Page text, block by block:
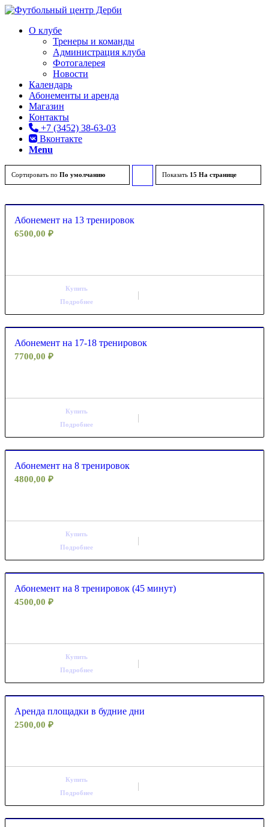
О клубе
Тренеры и команды
Администрация клуба
Фотогалерея
Новости
Календарь
Абонементы и аренда
Магазин
Контакты
+7 (3452) 38-63-03
Вконтакте
Menu
Сортировать по По умолчанию Сортировать
Показать 15 На странице
Абонемент на 13 тренировок
6500,00 ₽
Купить
Подробнее
Абонемент на 17-18 тренировок
7700,00 ₽
Купить
Подробнее
Абонемент на 8 тренировок
4800,00 ₽
Купить
Подробнее
Абонемент на 8 тренировок (45 минут)
4500,00 ₽
Купить
Подробнее
Аренда площадки в будние дни
2500,00 ₽
Купить
Подробнее